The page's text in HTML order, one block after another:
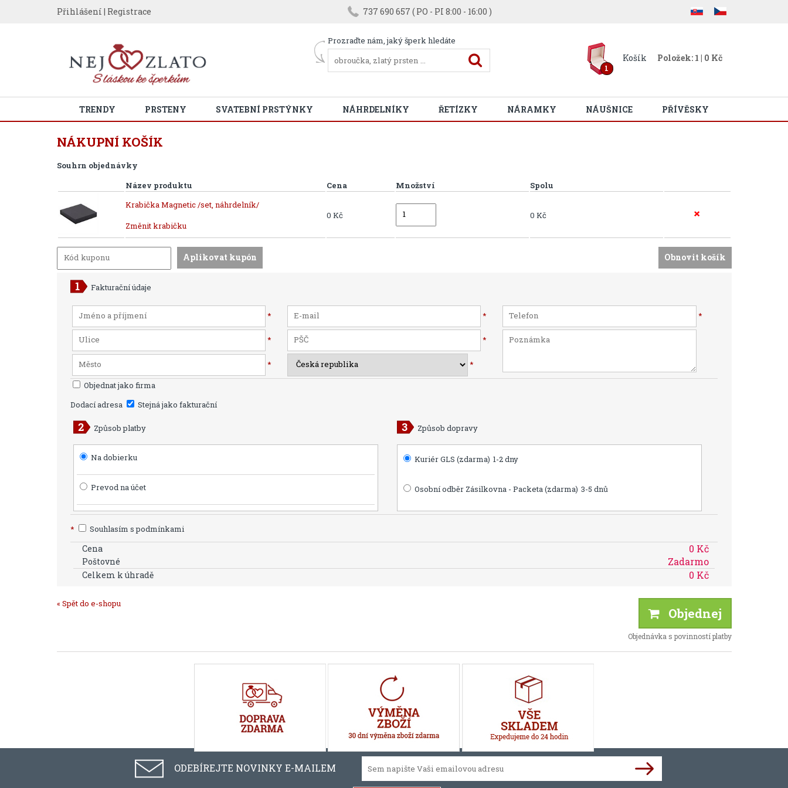
Přihlášení | Registrace 737 690 657 ( PO - PI 8:00 - 16:00 )
Prozraďte nám, jaký šperk hledáte
1
Košík Položek: 1 | 0 Kč
TRENDY PRSTENY SVATEBNÍ PRSTÝNKY NÁHRDELNÍKY ŘETÍZKY NÁRAMKY NÁUŠNICE PŘÍVĚSKY
NÁKUPNÍ KOŠÍK
Souhrn objednávky
Název produktu
Cena Množství
Spolu
Krabička Magnetic /set, náhrdelník/
Změnit krabičku
0 Kč 0 Kč
Fakturační údaje
* * *
* *
*
*
Objednat jako firma
Dodací adresa
Stejná jako fakturační
Způsob platby
Na dobierku
Prevod na účet
Způsob dopravy
Kuriér GLS (zdarma) 1-2 dny
Osobní odběr Zásilkovna - Packeta (zdarma) 3-5 dnů
* Souhlasím s podmínkami
Cena 0 Kč
Poštovné Zadarmo
Celkem k úhradě 0 Kč
« Spět do e-shopu
Objednej
Objednávka s povinností platby
ODEBÍREJTE NOVINKY E-MAILEM